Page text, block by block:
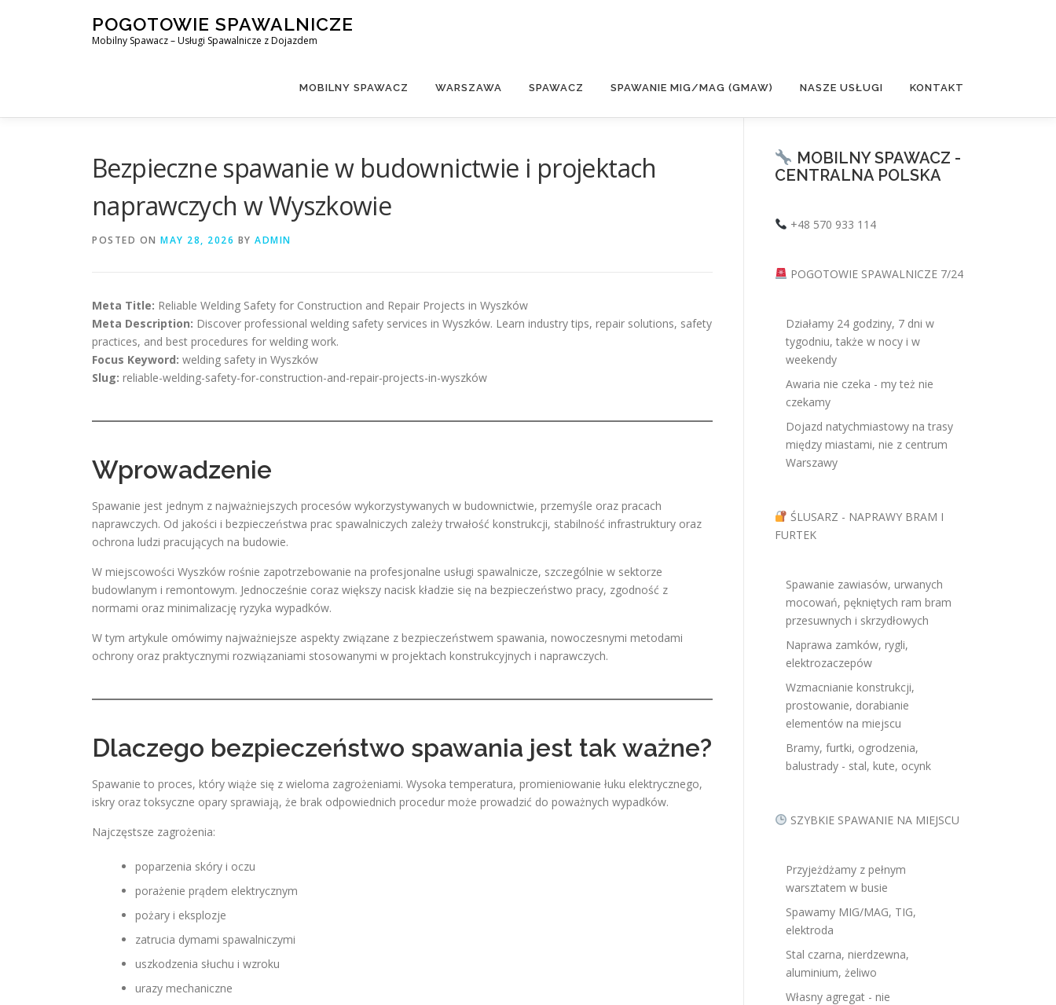
POGOTOWIE SPAWALNICZE
Mobilny Spawacz – Usługi Spawalnicze z Dojazdem
MOBILNY SPAWACZ WARSZAWA SPAWACZ SPAWANIE MIG/MAG (GMAW) NASZE USŁUGI KONTAKT
Bezpieczne spawanie w budownictwie i projektach
naprawczych w Wyszkowie
POSTED ON MAY 28, 2026 BY ADMIN
Meta Title: Reliable Welding Safety for Construction and Repair Projects in Wyszków
Meta Description: Discover professional welding safety services in Wyszków. Learn industry tips, repair solutions, safety
practices, and best procedures for welding work.
Focus Keyword: welding safety in Wyszków
Slug: reliable-welding-safety-for-construction-and-repair-projects-in-wyszków
Wprowadzenie
Spawanie jest jednym z najważniejszych procesów wykorzystywanych w budownictwie, przemyśle oraz pracach
naprawczych. Od jakości i bezpieczeństwa prac spawalniczych zależy trwałość konstrukcji, stabilność infrastruktury oraz
ochrona ludzi pracujących na budowie.
W miejscowości Wyszków rośnie zapotrzebowanie na profesjonalne usługi spawalnicze, szczególnie w sektorze
budowlanym i remontowym. Jednocześnie coraz większy nacisk kładzie się na bezpieczeństwo pracy, zgodność z
normami oraz minimalizację ryzyka wypadków.
W tym artykule omówimy najważniejsze aspekty związane z bezpieczeństwem spawania, nowoczesnymi metodami
ochrony oraz praktycznymi rozwiązaniami stosowanymi w projektach konstrukcyjnych i naprawczych.
Dlaczego bezpieczeństwo spawania jest tak ważne?
Spawanie to proces, który wiąże się z wieloma zagrożeniami. Wysoka temperatura, promieniowanie łuku elektrycznego,
iskry oraz toksyczne opary sprawiają, że brak odpowiednich procedur może prowadzić do poważnych wypadków.
Najczęstsze zagrożenia:
poparzenia skóry i oczu
porażenie prądem elektrycznym
pożary i eksplozje
zatrucia dymami spawalniczymi
uszkodzenia słuchu i wzroku
urazy mechaniczne
MOBILNY SPAWACZ -
CENTRALNA POLSKA
+48 570 933 114
POGOTOWIE SPAWALNICZE 7/24
Działamy 24 godziny, 7 dni w
tygodniu, także w nocy i w
weekendy
Awaria nie czeka - my też nie
czekamy
Dojazd natychmiastowy na trasy
między miastami, nie z centrum
Warszawy
ŚLUSARZ - NAPRAWY BRAM I
FURTEK
Spawanie zawiasów, urwanych
mocowań, pękniętych ram bram
przesuwnych i skrzydłowych
Naprawa zamków, rygli,
elektrozaczepów
Wzmacnianie konstrukcji,
prostowanie, dorabianie
elementów na miejscu
Bramy, furtki, ogrodzenia,
balustrady - stal, kute, ocynk
SZYBKIE SPAWANIE NA MIEJSCU
Przyjeżdżamy z pełnym
warsztatem w busie
Spawamy MIG/MAG, TIG,
elektroda
Stal czarna, nierdzewna,
aluminium, żeliwo
Własny agregat - nie